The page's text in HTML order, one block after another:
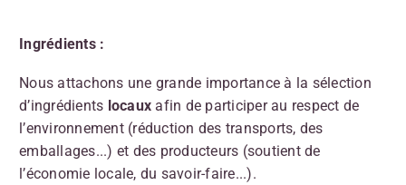
Ingrédients :
Nous attachons une grande importance à la sélection
d’ingrédients locaux afin de participer au respect de
l’environnement (réduction des transports, des
emballages...) et des producteurs (soutient de
l’économie locale, du savoir-faire...).